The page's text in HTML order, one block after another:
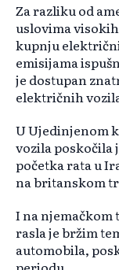
Za razliku od
uslovima
kupnju
emisijama
je dostupan
električnih
U Ujedinjenom
vozila poskočila
početka rata u
na britanskom
I na
rasla je bržim
automobila,